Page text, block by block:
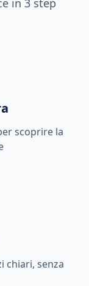
in 3 step
scoprire la
chiari, senza